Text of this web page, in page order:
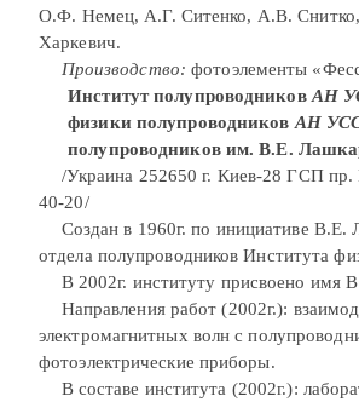
О.Ф. Немец, А.Г. Ситенко, А.В.
Харкевич.
Производство: фотоэлементы
Институт полупроводников АН
физики полупроводников АН
полупроводников им. В.Е.
/Украина 252650 г. Киев-28 ГСП пр.
40-20/
Создан в 1960г. по инициативе В.Е.
отдела полупроводников Института
В 2002г. институту присвоено имя
Направления работ (2002г.):
электромагнитных волн с
фотоэлектрические приборы.
В составе института (2002г.):